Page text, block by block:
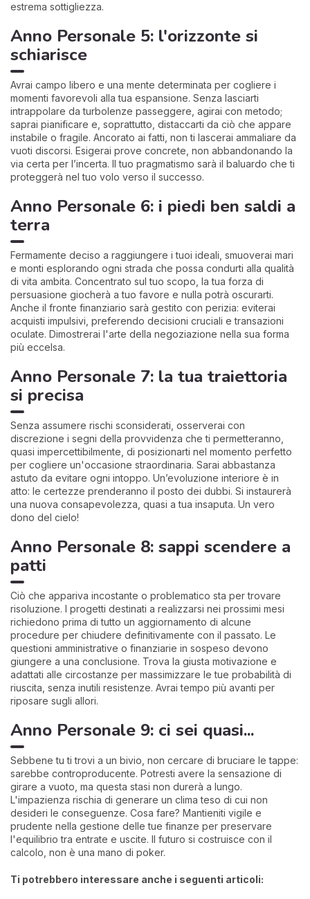
estrema sottigliezza.
Anno Personale 5: l'orizzonte si
schiarisce
Avrai campo libero e una mente determinata per cogliere i
momenti favorevoli alla tua espansione. Senza lasciarti
intrappolare da turbolenze passeggere, agirai con metodo;
saprai pianificare e, soprattutto, distaccarti da ciò che appare
instabile o fragile. Ancorato ai fatti, non ti lascerai ammaliare da
vuoti discorsi. Esigerai prove concrete, non abbandonando la
via certa per l’incerta. Il tuo pragmatismo sarà il baluardo che ti
proteggerà nel tuo volo verso il successo.
Anno Personale 6: i piedi ben saldi a
terra
Fermamente deciso a raggiungere i tuoi ideali, smuoverai mari
e monti esplorando ogni strada che possa condurti alla qualità
di vita ambita. Concentrato sul tuo scopo, la tua forza di
persuasione giocherà a tuo favore e nulla potrà oscurarti.
Anche il fronte finanziario sarà gestito con perizia: eviterai
acquisti impulsivi, preferendo decisioni cruciali e transazioni
oculate. Dimostrerai l'arte della negoziazione nella sua forma
più eccelsa.
Anno Personale 7: la tua traiettoria
si precisa
Senza assumere rischi sconsiderati, osserverai con
discrezione i segni della provvidenza che ti permetteranno,
quasi impercettibilmente, di posizionarti nel momento perfetto
per cogliere un'occasione straordinaria. Sarai abbastanza
astuto da evitare ogni intoppo. Un’evoluzione interiore è in
atto: le certezze prenderanno il posto dei dubbi. Si instaurerà
una nuova consapevolezza, quasi a tua insaputa. Un vero
dono del cielo!
Anno Personale 8: sappi scendere a
patti
Ciò che appariva incostante o problematico sta per trovare
risoluzione. I progetti destinati a realizzarsi nei prossimi mesi
richiedono prima di tutto un aggiornamento di alcune
procedure per chiudere definitivamente con il passato. Le
questioni amministrative o finanziarie in sospeso devono
giungere a una conclusione. Trova la giusta motivazione e
adattati alle circostanze per massimizzare le tue probabilità di
riuscita, senza inutili resistenze. Avrai tempo più avanti per
riposare sugli allori.
Anno Personale 9: ci sei quasi...
Sebbene tu ti trovi a un bivio, non cercare di bruciare le tappe:
sarebbe controproducente. Potresti avere la sensazione di
girare a vuoto, ma questa stasi non durerà a lungo.
L'impazienza rischia di generare un clima teso di cui non
desideri le conseguenze. Cosa fare? Mantieniti vigile e
prudente nella gestione delle tue finanze per preservare
l'equilibrio tra entrate e uscite. Il futuro si costruisce con il
calcolo, non è una mano di poker.
Ti potrebbero interessare anche i seguenti articoli: